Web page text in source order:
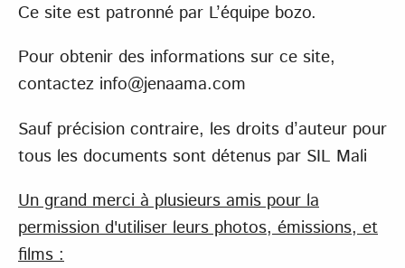
Ce site est patronné par L’équipe bozo.
Pour obtenir des informations sur ce site,
contactez info@jenaama.com
Sauf précision contraire, les droits d’auteur pour
tous les documents sont détenus par SIL Mali
Un grand merci à plusieurs amis pour la
permission d'utiliser leurs photos, émissions, et
films :